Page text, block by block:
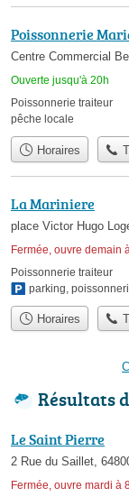
Poissonnerie
Centre Commercial
Ouverte jusqu'à 20h
Poissonnerie traiteur
pêche locale
Horaires
La Mariniere
place Victor Hugo
Fermée, ouvre demain
Poissonnerie traiteur
parking
Horaires
Résultats
Le Saint Pierre
2 Rue du Saillet,
Fermée, ouvre mardi à